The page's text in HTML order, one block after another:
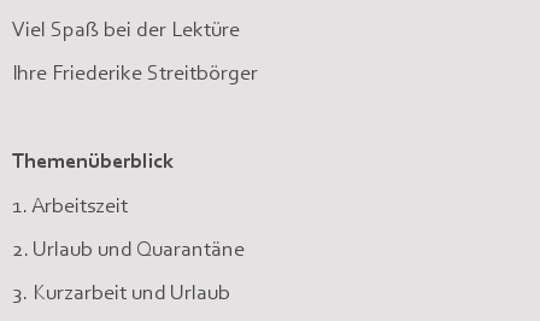
Viel Spaß bei der Lektüre
Ihre Friederike Streitbörger
Themenüberblick
1. Arbeitszeit
2. Urlaub und Quarantäne
3. Kurzarbeit und Urlaub